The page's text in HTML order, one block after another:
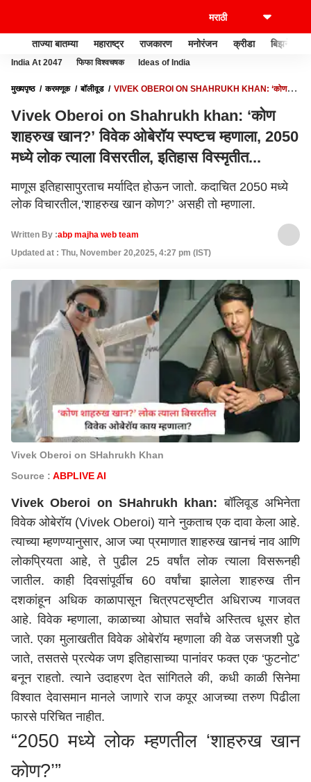
ताज्या बातम्या महाराष्ट्र राजकारण मनोरंजन क्रीडा बिझनेस
India At 2047 फिफा विश्वचषक Ideas of India
मुख्यपृष्ठ करमणूक बॉलीवूड
VIVEK OBEROI ON SHAHRUKH KHAN: ‘कोण
विस्मृतीत...
Vivek Oberoi on Shahrukh khan: ‘कोण
शाहरुख खान?’ विवेक ओबेरॉय स्पष्टच म्हणाला, 2050
मध्ये लोक त्याला विसरतील, इतिहास विस्मृतीत...
माणूस इतिहासापुरताच मर्यादित होऊन जातो. कदाचित 2050 मध्ये
लोक विचारतील,‘शाहरुख खान कोण?’ असही तो म्हणाला.
Written By :abp majha web team
Updated at : Thu, November 20,2025, 4:27 pm (IST)
Vivek Oberoi on SHahrukh Khan
Source : ABPLIVE AI
Vivek Oberoi on SHahrukh khan: बॉलिवूड अभिनेता
विवेक ओबेरॉय (Vivek Oberoi) याने नुकताच एक दावा केला आहे.
त्याच्या म्हणण्यानुसार, आज ज्या प्रमाणात शाहरुख खानचं नाव आणि
लोकप्रियता आहे, ते पुढील 25 वर्षांत लोक त्याला विसरूनही
जातील. काही दिवसांपूर्वीच 60 वर्षांचा झालेला शाहरुख तीन
दशकांहून अधिक काळापासून चित्रपटसृष्टीत अधिराज्य गाजवत
आहे. विवेक म्हणाला, काळाच्या ओघात सर्वांचे अस्तित्व धूसर होत
जाते. एका मुलाखतीत विवेक ओबेरॉय म्हणाला की वेळ जसजशी पुढे
जाते, तसतसे प्रत्येक जण इतिहासाच्या पानांवर फक्त एक ‘फुटनोट’
बनून राहतो. त्याने उदाहरण देत सांगितले की, कधी काळी सिनेमा
विश्वात देवासमान मानले जाणारे राज कपूर आजच्या तरुण पिढीला
फारसे परिचित नाहीत.
“2050 मध्ये लोक म्हणतील ‘शाहरुख खान
कोण?’”